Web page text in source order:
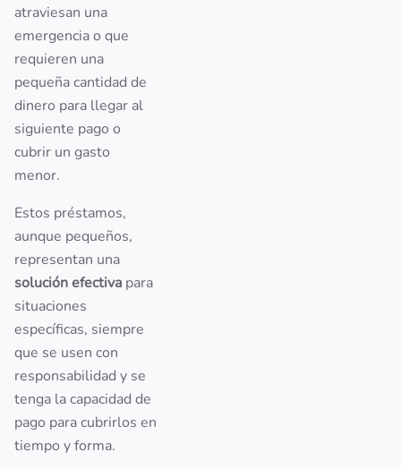
atraviesan una
emergencia o que
requieren una
pequeña cantidad de
dinero para llegar al
siguiente pago o
cubrir un gasto
menor.
Estos préstamos,
aunque pequeños,
representan una
solución efectiva para
situaciones
específicas, siempre
que se usen con
responsabilidad y se
tenga la capacidad de
pago para cubrirlos en
tiempo y forma.